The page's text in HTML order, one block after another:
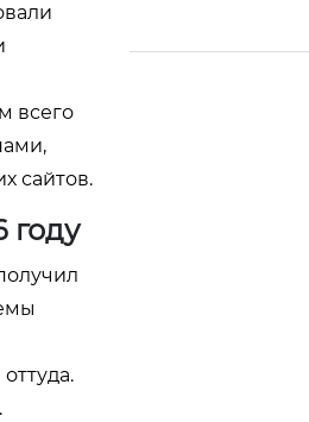
всего
сайтов.
году